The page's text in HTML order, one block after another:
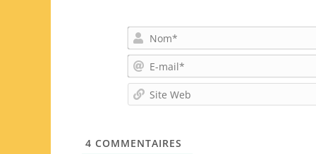
4 COMMENTAIRES